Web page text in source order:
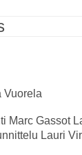
Vuorela
Marc Gassot
Lauri